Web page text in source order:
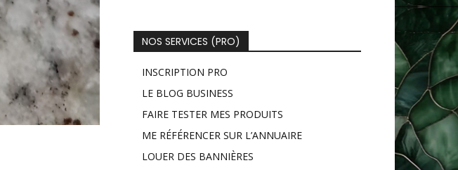
NOS SERVICES (PRO)
INSCRIPTION PRO
LE BLOG BUSINESS
FAIRE TESTER MES PRODUITS
ME RÉFÉRENCER SUR L’ANNUAIRE
LOUER DES BANNIÈRES